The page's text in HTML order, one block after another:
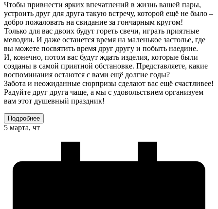
Чтобы привнести ярких впечатлений в жизнь вашей пары,
устроить друг для друга такую встречу, которой ещё не было –
добро пожаловать на свидание за гончарным кругом!
Только для вас двоих будут гореть свечи, играть приятные
мелодии. И даже останется время на маленькое застолье, где
вы можете посвятить время друг другу и побыть наедине.
И, конечно, потом вас будут ждать изделия, которые были
созданы в самой приятной обстановке. Представляете, какие
воспоминания остаются с вами ещё долгие годы?
Забота и неожиданные сюрпризы сделают вас ещё счастливее!
Радуйте друг друга чаще, а мы с удовольствием организуем
вам этот душевный праздник!
Подробнее
5 марта, чт